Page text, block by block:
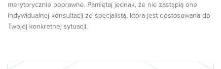
merytorycznie poprawne. Pamiętaj jednak, że nie zastąpią one
indywidualnej konsultacji ze specjalistą, która jest dostosowana do
Twojej konkretnej sytuacji.